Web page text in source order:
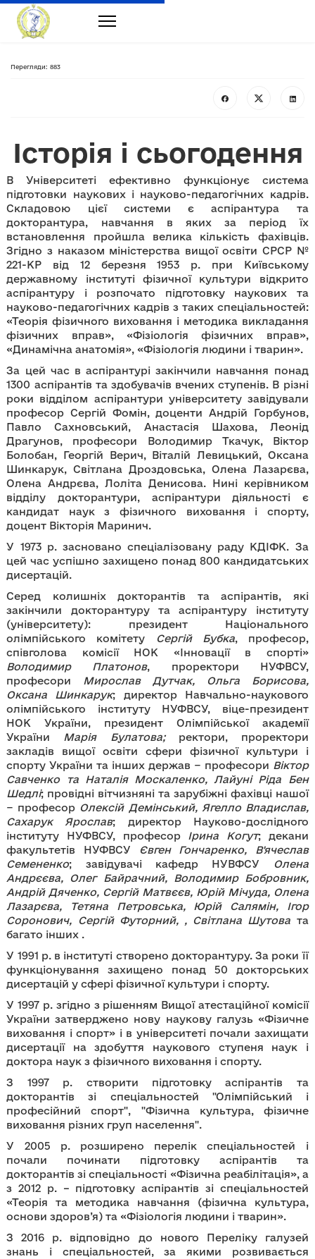
Перегляди: 883
Історія і сьогодення
В Університеті ефективно функціонує система
підготовки наукових і науково-педагогічних кадрів.
Складовою цієї системи є аспірантура та
докторантура, навчання в яких за період їх
встановлення пройшла велика кількість фахівців.
Згідно з наказом міністерства вищої освіти СРСР №
221-КР від 12 березня 1953 р. при Київському
державному інституті фізичної культури відкрито
аспірантуру і розпочато підготовку наукових та
науково-педагогічних кадрів з таких спеціальностей:
«Теорія фізичного виховання і методика викладання
фізичних вправ», «Фізіологія фізичних вправ»,
«Динамічна анатомія», «Фізіологія людини і тварин».
За цей час в аспірантурі закінчили навчання понад
1300 аспірантів та здобувачів вчених ступенів. В різні
роки відділом аспірантури університету завідували
професор Сергій Фомін, доценти Андрій Горбунов,
Павло Сахновський, Анастасія Шахова, Леонід
Драгунов, професори Володимир Ткачук, Віктор
Болобан, Георгій Верич, Віталій Левицький, Оксана
Шинкарук, Світлана Дроздовська, Олена Лазарєва,
Олена Андрєва, Лоліта Денисова. Нині керівником
відділу докторантури, аспірантури діяльності є
кандидат наук з фізичного виховання і спорту,
доцент Вікторія Маринич.
У 1973 р. засновано спеціалізовану раду КДІФК. За
цей час успішно захищено понад 800 кандидатських
дисертацій.
Серед колишніх докторантів та аспірантів, які
закінчили докторантуру та аспірантуру інституту
(університету): президент Національного
олімпійського комітету
Сергій Бубка, професор,
співголова комісії НОК «Інновації в спорті»
Володимир Платонов, проректори НУФВСУ,
професори
Мирослав Дутчак,
Ольга Борисова,
Оксана Шинкарук; директор Навчально-наукового
олімпійського інституту НУФВСУ, віце-президент
НОК України, президент Олімпійської академії
України Марія Булатова;ректори, проректори
закладів вищої освіти сфери фізичної культури і
спорту України та інших держав − професори Віктор
Савченко та Наталія Москаленко, Лайуні Ріда Бен
Шедлі; провідні вітчизняні та зарубіжні фахівці нашої
− професор Олексій Демінський, Ягелло Владислав,
Сахарук Ярослав; директор Науково-дослідного
інституту НУФВСУ, професор Ірина Когут; декани
факультетів НУФВСУ
Євген Гончаренко, В'ячеслав
Семененко; завідувачі кафедр НУВФСУ
Олена
Андрєєва, Олег Байрачний, Володимир Бобровник,
Андрій Дяченко, Сергій Матвєєв, Юрій Мічуда, Олена
Лазарєва, Тетяна Петровська, Юрій Салямін, Ігор
Соронович, Сергій Футорний, , Світлана Шутова та
багато інших .
У 1991 р. в інституті створено докторантуру. За роки її
функціонування захищено понад 50 докторських
дисертацій у сфері фізичної культури і спорту.
У 1997 р. згідно з рішенням Вищої атестаційної комісії
України затверджено нову наукову галузь «Фізичне
виховання і спорт» і в університеті почали захищати
дисертації на здобуття наукового ступеня наук і
доктора наук з фізичного виховання і спорту.
З 1997 р. створити підготовку аспірантів та
докторантів зі спеціальностей "Олімпійський і
професійний спорт", "Фізична культура, фізичне
виховання різних груп населення".
У 2005 р. розширено перелік спеціальностей і
почали починати підготовку аспірантів та
докторантів зі спеціальності «Фізична реабілітація», а
з 2012 р. – підготовку аспірантів зі спеціальностей
«Теорія та методика навчання (фізична культура,
основи здоров’я) та «Фізіологія людини і тварин».
З 2016 р. відповідно до нового Переліку галузей
знань і спеціальностей, за якими розвивається